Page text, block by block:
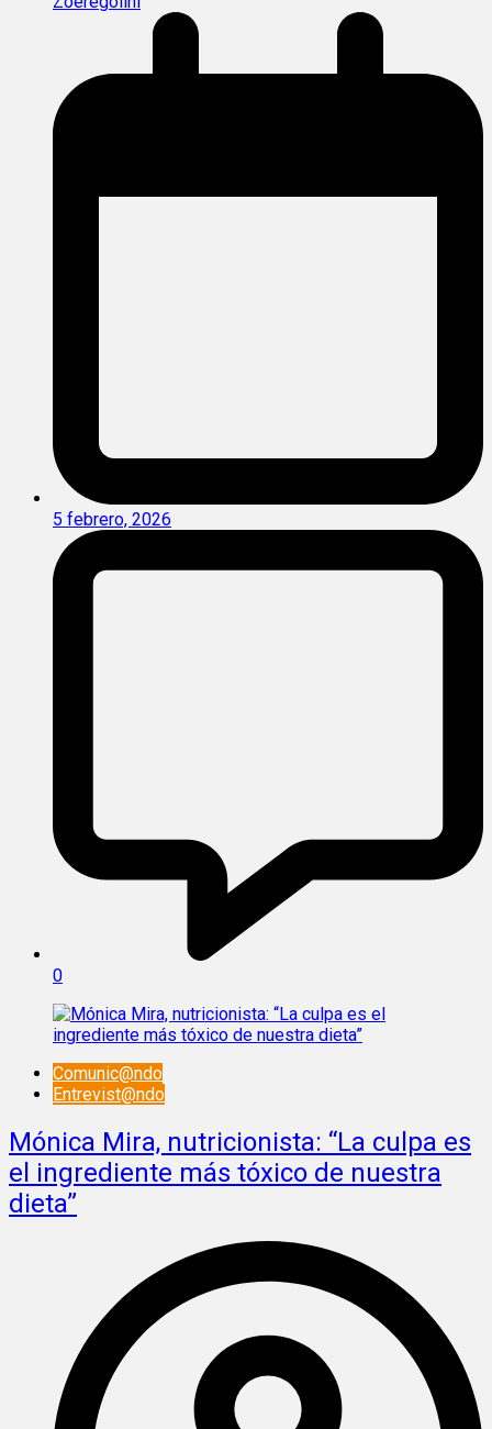
5 febrero, 2026
0
Comunic@ndo
Entrevist@ndo
Mónica Mira, nutricionista: “La culpa es
el ingrediente más tóxico de nuestra
dieta”